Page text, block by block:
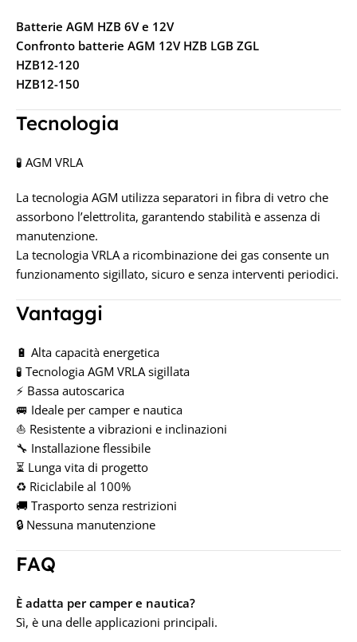
Batterie AGM HZB 6V e 12V
Confronto batterie AGM 12V HZB LGB ZGL
HZB12-120
HZB12-150
Tecnologia
🧪 AGM VRLA
La tecnologia AGM utilizza separatori in fibra di vetro che
assorbono l’elettrolita, garantendo stabilità e assenza di
manutenzione.
La tecnologia VRLA a ricombinazione dei gas consente un
funzionamento sigillato, sicuro e senza interventi periodici.
Vantaggi
🔋 Alta capacità energetica
🧪 Tecnologia AGM VRLA sigillata
⚡ Bassa autoscarica
🚐 Ideale per camper e nautica
⛵ Resistente a vibrazioni e inclinazioni
🔧 Installazione flessibile
⏳ Lunga vita di progetto
♻️ Riciclabile al 100%
🚚 Trasporto senza restrizioni
🔒 Nessuna manutenzione
FAQ
È adatta per camper e nautica?
Sì, è una delle applicazioni principali.